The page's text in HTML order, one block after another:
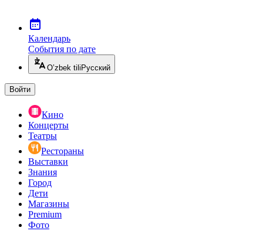
Календарь
События по дате
O’zbek tili Русский
Войти
Кино
Концерты
Театры
Рестораны
Выставки
Знания
Город
Дети
Магазины
Premium
Фото